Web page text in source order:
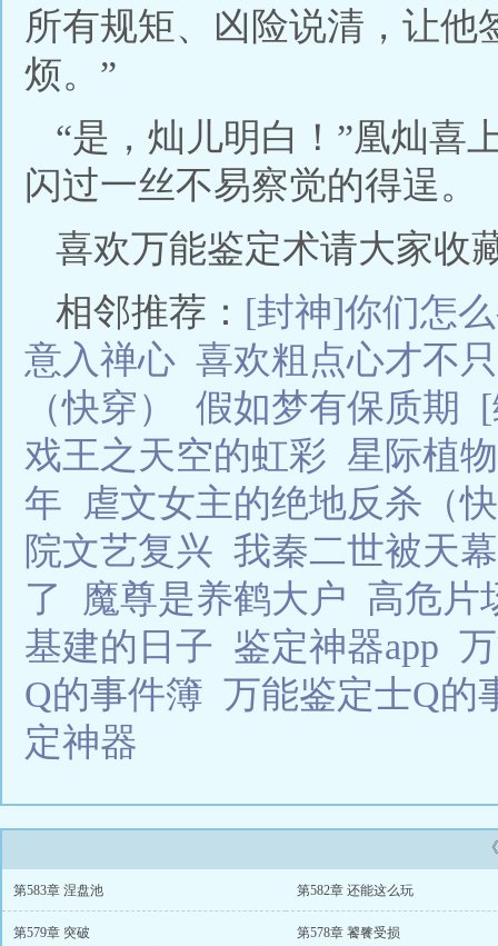
所有规矩、凶险说清，让
烦。”
“是，灿儿明白！”凰灿喜
闪过一丝不易察觉的得逞。
喜欢万能鉴定术请大家收
相邻推荐： [封神]你们怎
意入禅心 喜欢粗点心才不
（快穿）
假如梦有保质期
戏王之天空的虹彩 星际植
年
虐文女主的绝地反杀（
院文艺复兴 我秦二世被天
了
魔尊是养鹤大户 高危片
基建的日子 鉴定神器app
Q的事件簿 万能鉴定士Q
定神器
第583章 涅盘池 第582章 还能这么玩
第579章 突破 第578章 饕餮受损